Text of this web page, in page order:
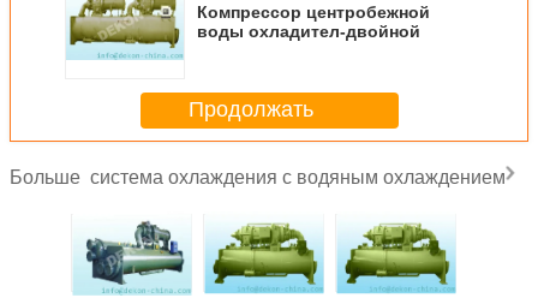
Компрессор центробежной
воды охладител-двойной
Продолжать
Больше система охлаждения с водяным охлаждением